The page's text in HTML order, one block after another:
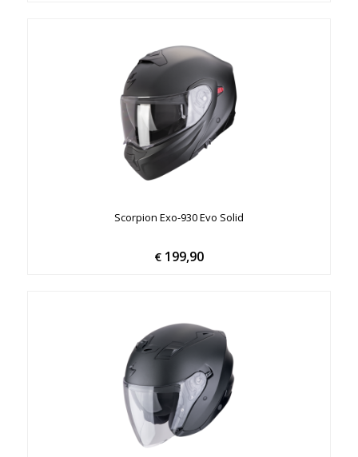
Scorpion Exo-930 Evo Solid
€199,90